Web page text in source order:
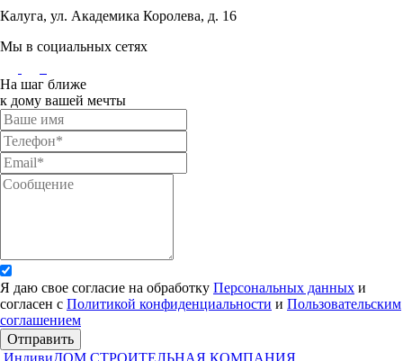
Калуга, ул. Академика Королева, д. 16
Мы в социальных сетях
На шаг ближе
к дому вашей мечты
Я даю свое согласие на обработку Персональных данных и
согласен с Политикой конфиденциальности и Пользовательским
соглашением
Отправить